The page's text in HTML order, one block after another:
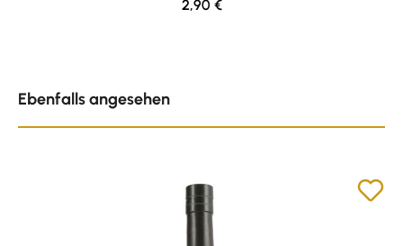
Regulärer Preis:
2,90 €
Ebenfalls angesehen